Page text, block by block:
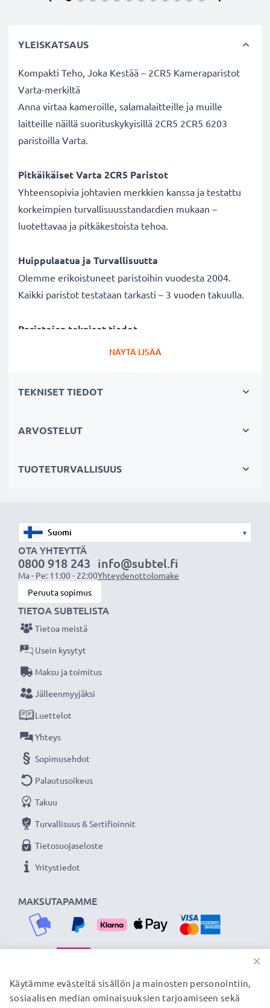
YLEISKATSAUS
Kompakti Teho, Joka Kestää – 2CR5 Kameraparistot
Varta-merkiltä
Anna virtaa kameroille, salamalaitteille ja muille
laitteille näillä suorituskykyisillä 2CR5 2CR5 6203
paristoilla Varta.
Pitkäikäiset Varta 2CR5 Paristot
Yhteensopivia johtavien merkkien kanssa ja testattu
korkeimpien turvallisuusstandardien mukaan –
luotettavaa ja pitkäkestoista tehoa.
Huippulaatua ja Turvallisuutta
Olemme erikoistuneet paristoihin vuodesta 2004.
Kaikki paristot testataan tarkasti – 3 vuoden takuulla.
Paristojen tekniset tiedot
IEC Nimitys:2CR5
Jännite:6V
Kapasiteetti:1600mAh
Vaihdatko pariston tai täydennät varastoa? Varta
paristot tarjoavat luotettavan suorituskyvyn ja
pidemmän käyttöiän. Tilaa nyt – nopea toimitus ja
3 vuoden takuu!
NÄYTÄ LISÄÄ
TEKNISET TIEDOT
ARVOSTELUT
TUOTETURVALLISUUS
▾
OTA YHTEYTTÄ
0800 918 243
Ma - Pe: 11:00 - 22:00
info@subtel.fi
Yhteydenottolomake
Peruuta sopimus
MAKSUTAPAMME
TIETOA SUBTELISTA
Tietoa meistä
Usein kysytyt
Maksu ja toimitus
Jälleenmyyjäksi
Luettelot
Yhteys
Sopimusehdot
Palautusoikeus
Takuu
Turvallisuus & Sertifioinnit
Tietosuojaseloste
Yritystiedot
TOIMITUSKUMPPANIMME
×
Käytämme evästeitä sisällön ja mainosten personointiin,
sosiaalisen median ominaisuuksien tarjoamiseen sekä